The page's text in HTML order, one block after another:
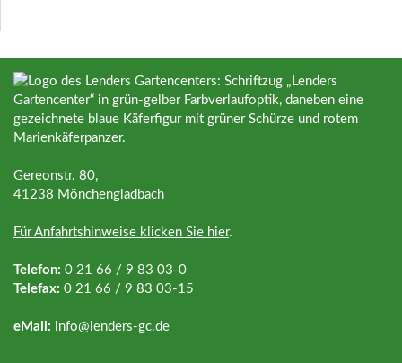
Gereonstr. 80,
41238 Mönchengladbach
Für Anfahrtshinweise klicken Sie hier.
Telefon: 0 21 66 / 9 83 03-0
Telefax: 0 21 66 / 9 83 03-15
eMail: info@ lenders-gc.de